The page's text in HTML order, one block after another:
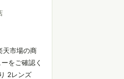
天市場の商
をご確認く
2レンズ